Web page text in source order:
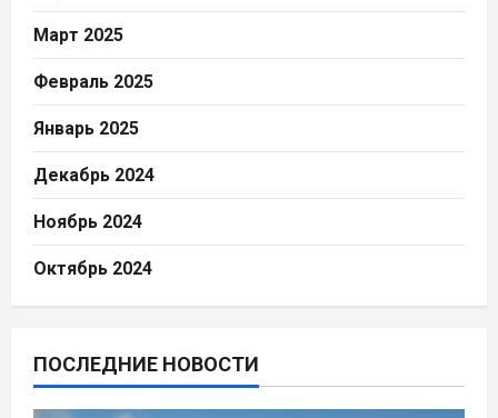
Март 2025
Февраль 2025
Январь 2025
Декабрь 2024
Ноябрь 2024
Октябрь 2024
ПОСЛЕДНИЕ НОВОСТИ